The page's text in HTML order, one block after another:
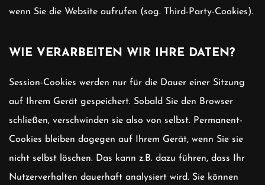
wenn Sie die Website aufrufen (sog. Third-Party-Cookies).
WIE VERARBEITEN WIR IHRE DATEN?
Session-Cookies werden nur für die Dauer einer Sitzung
auf Ihrem Gerät gespeichert. Sobald Sie den Browser
schließen, verschwinden sie also von selbst. Permanent-
Cookies bleiben dagegen auf Ihrem Gerät, wenn Sie sie
nicht selbst löschen. Das kann z.B. dazu führen, dass Ihr
Nutzerverhalten dauerhaft analysiert wird. Sie können